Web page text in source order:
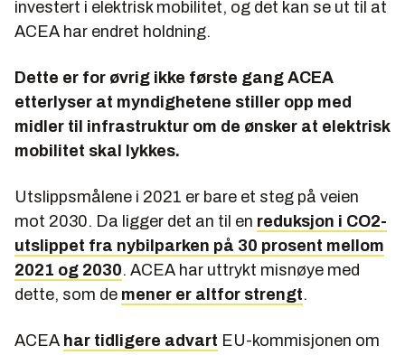
investert i elektrisk mobilitet, og det kan se ut til at
ACEA har endret holdning.
Dette er for øvrig ikke første gang ACEA
etterlyser at myndighetene stiller opp med
midler til infrastruktur om de ønsker at elektrisk
mobilitet skal lykkes.
Utslippsmålene i 2021 er bare et steg på veien
mot 2030. Da ligger det an til en reduksjon i CO2-
utslippet fra nybilparken på 30 prosent mellom
2021 og 2030. ACEA har uttrykt misnøye med
dette, som de mener er altfor strengt.
ACEA har tidligere advart EU-kommisjonen om